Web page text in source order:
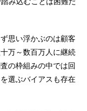
思い浮かぶのは顧客
万～数百万人に継続
の枠組みの中では回
選ぶバイアスも存在